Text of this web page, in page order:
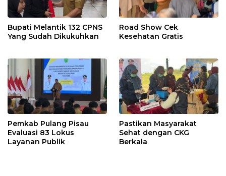
Bupati Melantik 132 CPNS
Yang Sudah Dikukuhkan
Road Show Cek
Kesehatan Gratis
Pemkab Pulang Pisau
Evaluasi 83 Lokus
Layanan Publik
Pastikan Masyarakat
Sehat dengan CKG
Berkala